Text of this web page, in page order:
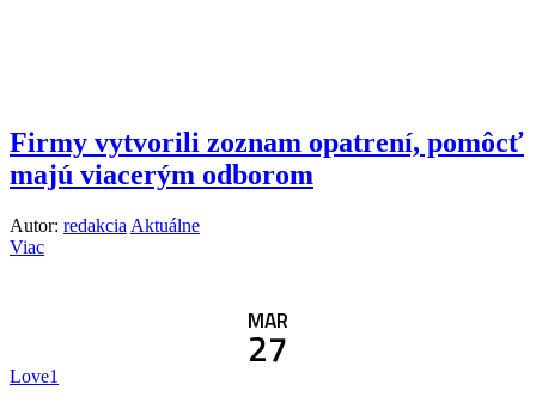
Firmy vytvorili zoznam opatrení, pomôcť
majú viacerým odborom
Autor: redakcia Aktuálne
Viac
MAR
27
Love1